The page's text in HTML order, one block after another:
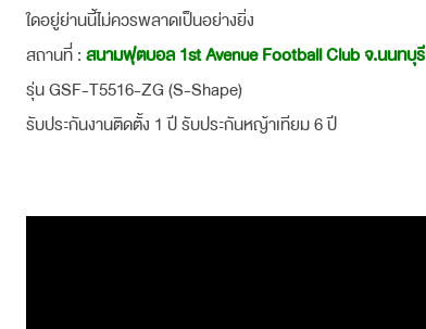
ใดอยู่ย่านนี้ไม่ควรพลาดเป็นอย่างยิ่ง
สถานที่ : สนามฟุตบอล 1st Avenue Football Club จ.นนทบุรี
รุ่น GSF-T5516-ZG (S-Shape)
รับประกันงานติดตั้ง 1 ปี รับประกันหญ้าเทียม 6 ปี